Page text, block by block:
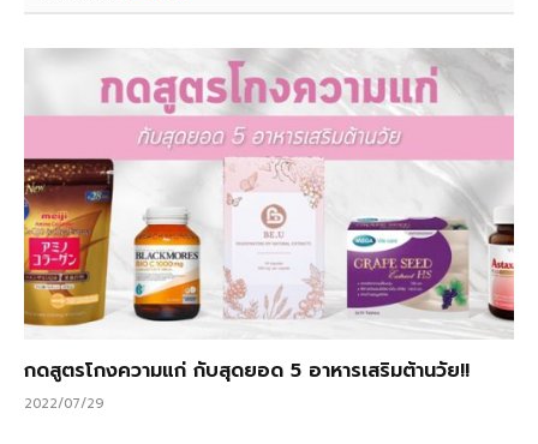
กดสูตรโกงความแก่ กับสุดยอด 5 อาหารเสริมต้านวัย!!
2022/07/29